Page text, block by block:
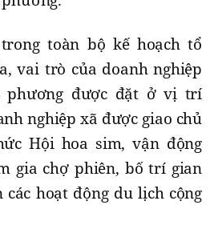
toàn bộ kế hoạch tổ
vai trò của doanh nghiệp
phương được đặt ở vị trí
nghiệp xã được giao chủ
Hội hoa sim, vận động
gia chợ phiên, bố trí gian
hoạt động du lịch cộng